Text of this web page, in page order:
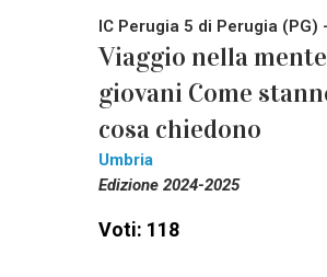
IC Perugia 5 di Perugia (PG)
Viaggio nella
giovani Come
cosa chiedono
Umbria
Edizione 2024-2025
Voti: 118